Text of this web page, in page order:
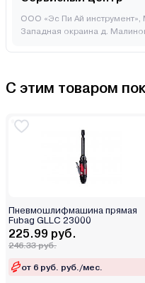
ООО «Эс Пи Ай инструмент»,
Западная окраина д.
С этим товаром
Пневмошлифмашина прямая
Fubag GLLC 23000
225.99 руб.
246.33 руб.
от 6 руб. руб./мес.